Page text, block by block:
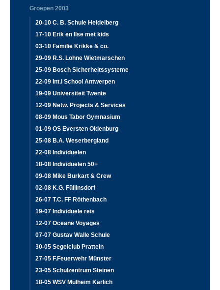
Groepen 2003
20-10 C. B. Schule Heidelberg
17-10 Erik en Ilse met kids
03-10 Familie Krikke & co.
29-09 R.S. Lohne Wietmarschen
25-09 Bosch Sicherheitssysteme
22-09 Int.l School Antwerpen
19-09 Universiteit Twente
12-09 Netw. Projects & Services
08-09 Mous Tabor Gymnasium
01-09 OS Eversten Oldenburg
25-08 B.A. Weserbergland
22-08 Individuelen
18-08 Individuelen 50+
09-08 Mike Burkart & Crew
02-08 K.G. Füllinsdorf
26-07 T.C. FF Röthenbach
19-07 Individuele reis
12-07 Oceane Voyages
07-07 Gustav Walle Schule
30-05 Segelclub Pratteln
27-05 F.Feuerwehr Münster
23-05 Schulzentrum Steinen
18-05 WSV Mülheim Kärlich